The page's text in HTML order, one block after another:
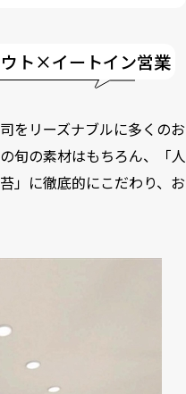
ウト×イートイン営業
をリーズナブルに多くのお
旬の素材はもちろん、「人
」に徹底的にこだわり、お